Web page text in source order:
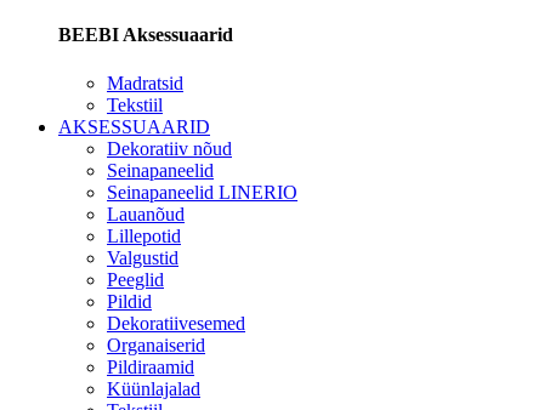
BEEBI Aksessuaarid
Madratsid
Tekstiil
AKSESSUAARID
Dekoratiiv nõud
Seinapaneelid
Seinapaneelid LINERIO
Lauanõud
Lillepotid
Valgustid
Peeglid
Pildid
Dekoratiivesemed
Organaiserid
Pildiraamid
Küünlajalad